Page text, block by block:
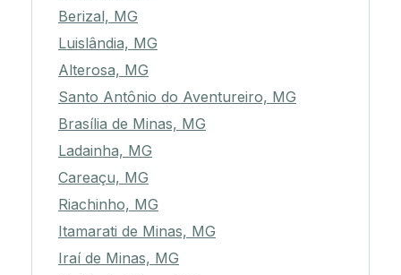
Berizal, MG
Luislândia, MG
Alterosa, MG
Santo Antônio do Aventureiro, MG
Brasília de Minas, MG
Ladainha, MG
Careaçu, MG
Riachinho, MG
Itamarati de Minas, MG
Iraí de Minas, MG